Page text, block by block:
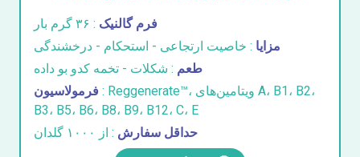
فرم گالنیک : ۳۶ گرم بار
مزایا : خاصیت ارتجاعی - استحکام - درخشندگی
طعم : شکلات - تخمه کدو بو داده
فرمولاسیون : Reggenerate™، ویتامین‌های A، B1، B2،
B3، B5، B6، B8، B9، B12، C، E
حداقل سفارش : از ۱۰۰۰ گلدان